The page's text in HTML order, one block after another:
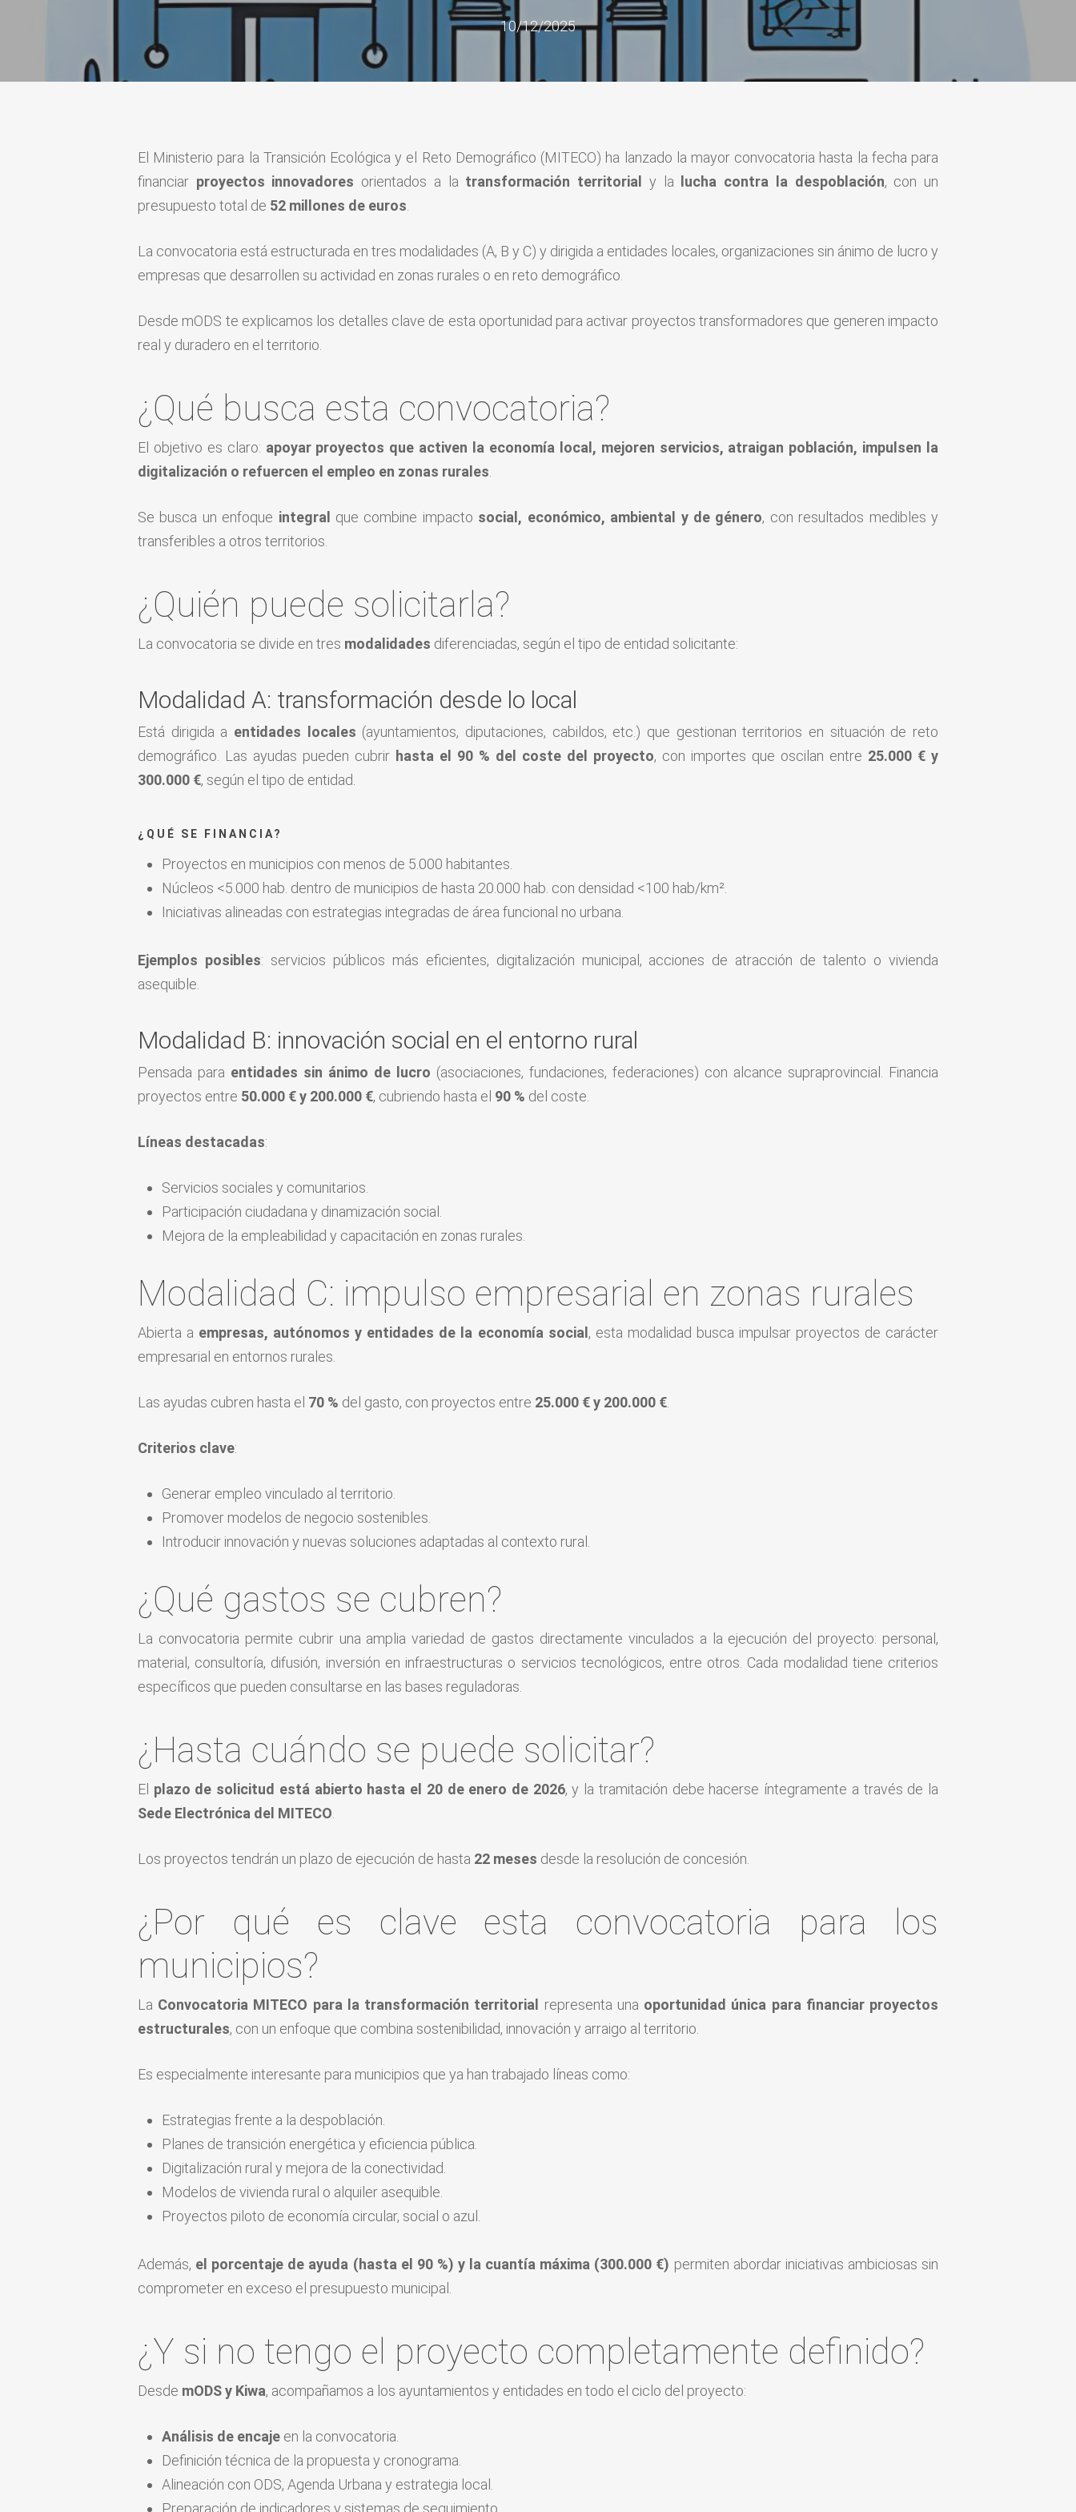
10/12/2025
El Ministerio para la Transición Ecológica y el Reto Demográfico (MITECO) ha lanzado la mayor convocatoria hasta la fecha para
financiar proyectos innovadores orientados a la transformación territorial y la lucha contra la despoblación, con un
presupuesto total de 52 millones de euros
La convocatoria está estructurada en tres modalidades (A, B y C) y dirigida a entidades locales, organizaciones sin ánimo de lucro y
empresas que desarrollen su actividad en zonas rurales o en reto demográfico.
Desde mODS te explicamos los detalles clave de esta oportunidad para activar proyectos transformadores que generen impacto
real y duradero en el territorio.
¿Qué busca esta convocatoria?
El objetivo es claro: apoyar proyectos que activen la economía local, mejoren servicios, atraigan población, impulsen la
digitalización o refuercen el empleo en zonas rurales
Se busca un enfoque integral que combine impacto social, económico, ambiental y de género, con resultados medibles y
transferibles a otros territorios.
¿Quién puede solicitarla?
La convocatoria se divide en tres modalidades diferenciadas, según el tipo de entidad solicitante:
Modalidad A: transformación desde lo local
Está dirigida a entidades locales (ayuntamientos, diputaciones, cabildos, etc.) que gestionan territorios en situación de reto
demográfico. Las ayudas pueden cubrir hasta el 90 % del coste del proyecto, con importes que oscilan entre 25.000 € y
300.000 €, según el tipo de entidad.
¿QUÉ SE FINANCIA?
Proyectos en municipios con menos de 5.000 habitantes.
Núcleos <5.000 hab. dentro de municipios de hasta 20.000 hab. con densidad <100 hab/km².
Iniciativas alineadas con estrategias integradas de área funcional no urbana.
Ejemplos posibles: servicios públicos más eficientes, digitalización municipal, acciones de atracción de talento o vivienda
asequible.
Modalidad B: innovación social en el entorno rural
Pensada para entidades sin ánimo de lucro (asociaciones, fundaciones, federaciones) con alcance supraprovincial. Financia
proyectos entre 50.000 € y 200.000 €, cubriendo hasta el 90 % del coste.
Líneas destacadas:
Servicios sociales y comunitarios.
Participación ciudadana y dinamización social.
Mejora de la empleabilidad y capacitación en zonas rurales.
Modalidad C: impulso empresarial en zonas rurales
Abierta a empresas, autónomos y entidades de la economía social , esta modalidad busca impulsar proyectos de carácter
empresarial en entornos rurales.
Las ayudas cubren hasta el 70 % del gasto, con proyectos entre 25.000 € y 200.000 €
Criterios clave:
Generar empleo vinculado al territorio.
Promover modelos de negocio sostenibles.
Introducir innovación y nuevas soluciones adaptadas al contexto rural.
¿Qué gastos se cubren?
La convocatoria permite cubrir una amplia variedad de gastos directamente vinculados a la ejecución del proyecto: personal,
material, consultoría, difusión, inversión en infraestructuras o servicios tecnológicos, entre otros. Cada modalidad tiene criterios
específicos que pueden consultarse en las bases reguladoras.
¿Hasta cuándo se puede solicitar?
El plazo de solicitud está abierto hasta el 20 de enero de 2026, y la tramitación debe hacerse íntegramente a través de la
Sede Electrónica del MITECO
Los proyectos tendrán un plazo de ejecución de hasta 22 meses desde la resolución de concesión.
¿Por qué es clave esta convocatoria para los
municipios?
La Convocatoria MITECO para la transformación territorial representa una oportunidad única para financiar proyectos
estructurales, con un enfoque que combina sostenibilidad, innovación y arraigo al territorio.
Es especialmente interesante para municipios que ya han trabajado líneas como:
Estrategias frente a la despoblación.
Planes de transición energética y eficiencia pública.
Digitalización rural y mejora de la conectividad.
Modelos de vivienda rural o alquiler asequible.
Proyectos piloto de economía circular, social o azul.
Además, el porcentaje de ayuda (hasta el 90 %) y la cuantía máxima (300.000 €) permiten abordar iniciativas ambiciosas sin
comprometer en exceso el presupuesto municipal.
¿Y si no tengo el proyecto completamente definido?
Desde mODS y Kiwa, acompañamos a los ayuntamientos y entidades en todo el ciclo del proyecto:
Análisis de encaje en la convocatoria.
Definición técnica de la propuesta y cronograma.
Alineación con ODS, Agenda Urbana y estrategia local.
Preparación de indicadores y sistemas de seguimiento.